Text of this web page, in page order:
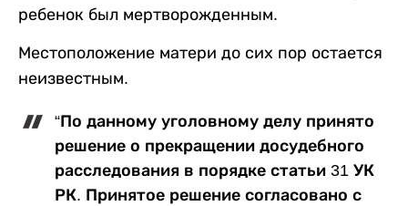
ребенок был мертворожденным.
Местоположение матери до сих пор остается
неизвестным.
“По данному уголовному делу принято
решение о прекращении досудебного
расследования в порядке статьи 31 УК
РК. Принятое решение согласовано с